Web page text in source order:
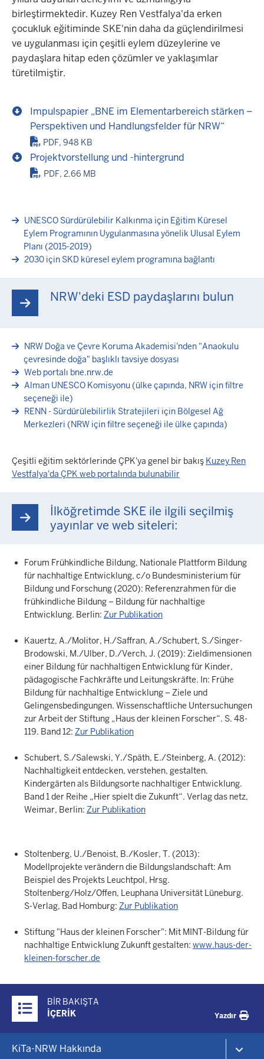
birleştirmektedir. Kuzey Ren Vestfalya'da erken
çocukluk eğitiminde SKE'nin daha da güçlendirilmesi
ve uygulanması için çeşitli eylem düzeylerine ve
paydaşlara hitap eden çözümler ve yaklaşımlar
türetilmiştir.
Impulspapier „BNE im Elementarbereich stärken –
Perspektiven und Handlungsfelder für NRW“
PDF, 948 KB
Projektvorstellung und -hintergrund
PDF, 2.66 MB
UNESCO Sürdürülebilir Kalkınma için Eğitim Küresel
Eylem Programının Uygulanmasına yönelik Ulusal Eylem
Planı (2015-2019)
2030 için SKD küresel eylem programına bağlantı
NRW'deki ESD paydaşlarını bulun
NRW Doğa ve Çevre Koruma Akademisi'nden "Anaokulu
çevresinde doğa" başlıklı tavsiye dosyası
Web portalı bne.nrw.de
Alman UNESCO Komisyonu (ülke çapında, NRW için filtre
seçeneği ile)
RENN - Sürdürülebilirlik Stratejileri için Bölgesel Ağ
Merkezleri (NRW için filtre seçeneği ile ülke çapında)
Çeşitli eğitim sektörlerinde ÇPK'ya genel bir bakış Kuzey Ren
Vestfalya'da ÇPK web portalında bulunabilir
İlköğretimde SKE ile ilgili seçilmiş
yayınlar ve web siteleri:
Forum Frühkindliche Bildung, Nationale Plattform Bildung
für nachhaltige Entwicklung, c/o Bundesministerium für
Bildung und Forschung (2020): Referenzrahmen für die
frühkindliche Bildung – Bildung für nachhaltige
Entwicklung. Berlin: Zur Publikation
Kauertz, A./Molitor, H./Saffran, A./Schubert, S./Singer-
Brodowski, M./Ulber, D./Verch, J. (2019): Zieldimensionen
einer Bildung für nachhaltigen Entwicklung für Kinder,
pädagogische Fachkräfte und Leitungskräfte. In: Frühe
Bildung für nachhaltige Entwicklung – Ziele und
Gelingensbedingungen. Wissenschaftliche Untersuchungen
zur Arbeit der Stiftung „Haus der kleinen Forscher“. S. 48-
119. Band 12: Zur Publikation
Schubert, S./Salewski, Y./Späth, E./Steinberg, A. (2012):
Nachhaltigkeit entdecken, verstehen, gestalten.
Kindergärten als Bildungsorte nachhaltiger Entwicklung.
Band 1 der Reihe „Hier spielt die Zukunft“. Verlag das netz,
Weimar, Berlin: Zur Publikation
Stoltenberg, U./Benoist, B./Kosler, T. (2013):
Modellprojekte verändern die Bildungslandschaft: Am
Beispiel des Projekts Leuchtpol, Hrsg.
Stoltenberg/Holz/Offen, Leuphana Universität Lüneburg.
S-Verlag, Bad Homburg: Zur Publikation
Stiftung "Haus der kleinen Forscher": Mit MINT-Bildung für
nachhaltige Entwicklung Zukunft gestalten: www.haus-der-
kleinen-forscher.de
Inhalte
BIR BAKIŞTA
İÇERIK
Yazdır
menu
KiTa-NRW Hakkında